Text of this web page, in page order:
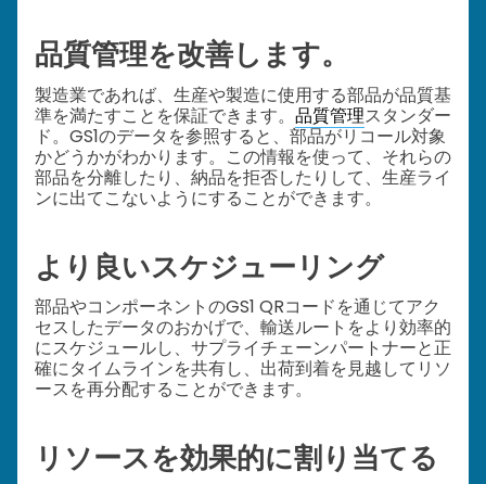
品質管理を改善します。
製造業であれば、生産や製造に使用する部品が品質基
準を満たすことを保証できます。 品質管理スタンダー
ド。GS1のデータを参照すると、部品がリコール対象
かどうかがわかります。この情報を使って、それらの
部品を分離したり、納品を拒否したりして、生産ライ
ンに出てこないようにすることができます。
より良いスケジューリング
部品やコンポーネントのGS1 QRコードを通じてアク
セスしたデータのおかげで、輸送ルートをより効率的
にスケジュールし、サプライチェーンパートナーと正
確にタイムラインを共有し、出荷到着を見越してリソ
ースを再分配することができます。
リソースを効果的に割り当てる